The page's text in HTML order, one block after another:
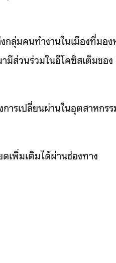
กลุ่มคนทำงานในเมืองที่มอง
มีส่วนร่วมในอีโคซิสเต็มของ
ารเปลี่ยนผ่านในอุตสาหกร
เพิ่มเติมได้ผ่านช่องทาง